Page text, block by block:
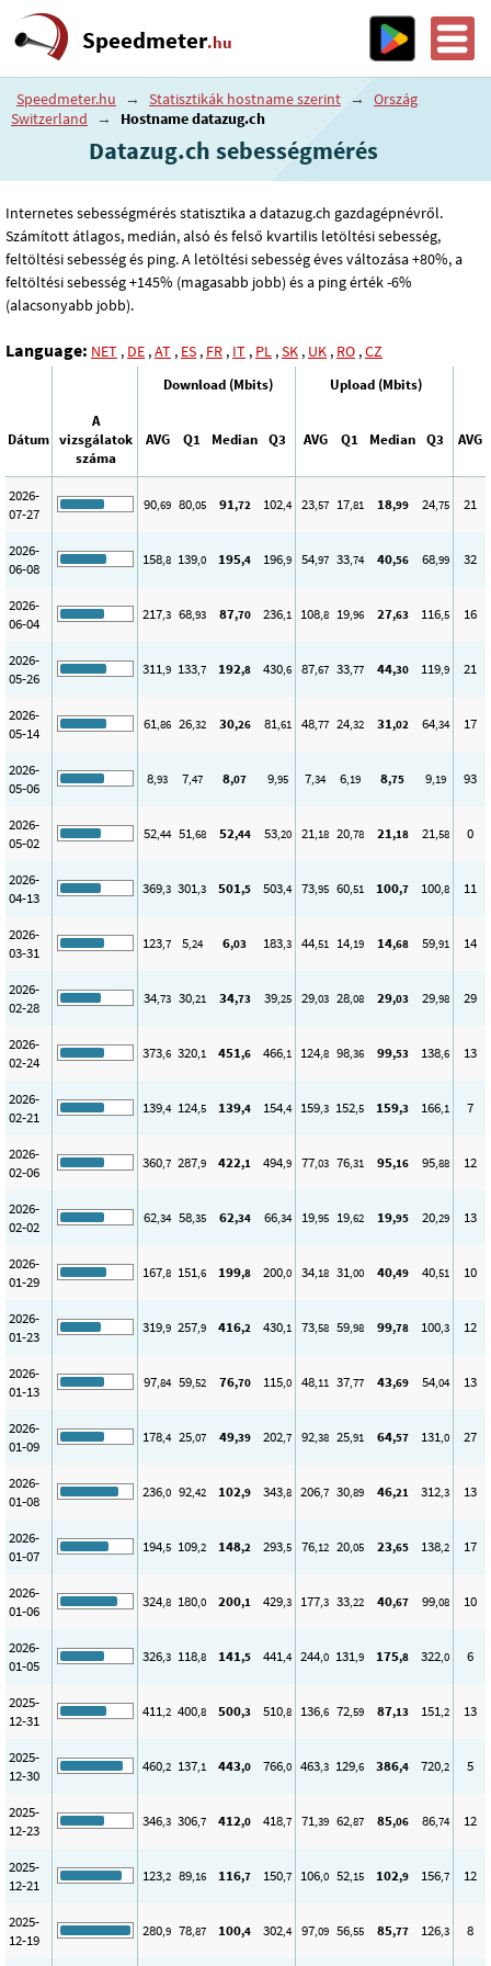
Speedmeter.hu
Speedmeter.hu → Statisztikák hostname szerint →
Ország
Switzerland
→ Hostname datazug.ch
Datazug.ch sebességmérés
Internetes sebességmérés statisztika a datazug.ch gazdagépnévről.
Számított átlagos, medián, alsó és felső kvartilis letöltési sebesség,
feltöltési sebesség és ping. A letöltési sebesség éves változása +80%, a
feltöltési sebesség +145% (magasabb jobb) és a ping érték -6%
(alacsonyabb jobb).
Language: NET , DE ,AT , ES , FR , IT , PL ,SK , UK , RO ,CZ
Download (Mbits) Upload (Mbits)
Dátum
A
vizsgálatok
száma
AVG Q1 Median Q3 AVG Q1 Median Q3 AVG
2026-
07-27
90,69 80,05 91,72 102,4 23,57 17,81 18,99 24,75 21
2026-
06-08
158,8 139,0 195,4 196,9 54,97 33,74 40,56 68,99 32
2026-
06-04
217,3 68,93 87,70 236,1 108,8 19,96 27,63 116,5 16
2026-
05-26
311,9 133,7 192,8 430,6 87,67 33,77 44,30 119,9 21
2026-
05-14
61,86 26,32 30,26 81,61 48,77 24,32 31,02 64,34 17
2026-
05-06
8,93 7,47 8,07 9,95 7,34 6,19 8,75 9,19 93
2026-
05-02
52,44 51,68 52,44 53,20 21,18 20,78 21,18 21,58 0
2026-
04-13
369,3 301,3 501,5 503,4 73,95 60,51 100,7 100,8 11
2026-
03-31
123,7 5,24 6,03 183,3 44,51 14,19 14,68 59,91 14
2026-
02-28
34,73 30,21 34,73 39,25 29,03 28,08 29,03 29,98 29
2026-
02-24
373,6 320,1 451,6 466,1 124,8 98,36 99,53 138,6 13
2026-
02-21
139,4 124,5 139,4 154,4 159,3 152,5 159,3 166,1 7
2026-
02-06
360,7 287,9 422,1 494,9 77,03 76,31 95,16 95,88 12
2026-
02-02
62,34 58,35 62,34 66,34 19,95 19,62 19,95 20,29 13
2026-
01-29
167,8 151,6 199,8 200,0 34,18 31,00 40,49 40,51 10
2026-
01-23
319,9 257,9 416,2 430,1 73,58 59,98 99,78 100,3 12
2026-
01-13
97,84 59,52 76,70 115,0 48,11 37,77 43,69 54,04 13
2026-
01-09
178,4 25,07 49,39 202,7 92,38 25,91 64,57 131,0 27
2026-
01-08
236,0 92,42 102,9 343,8 206,7 30,89 46,21 312,3 13
2026-
01-07
194,5 109,2 148,2 293,5 76,12 20,05 23,65 138,2 17
2026-
01-06
324,8 180,0 200,1 429,3 177,3 33,22 40,67 99,08 10
2026-
01-05
326,3 118,8 141,5 441,4 244,0 131,9 175,8 322,0 6
2025-
12-31
411,2 400,8 500,3 510,8 136,6 72,59 87,13 151,2 13
2025-
12-30
460,2 137,1 443,0 766,0 463,3 129,6 386,4 720,2 5
2025-
12-23
346,3 306,7 412,0 418,7 71,39 62,87 85,06 86,74 12
2025-
12-21
123,2 89,16 116,7 150,7 106,0 52,15 102,9 156,7 12
2025-
12-19
280,9 78,87 100,4 302,4 97,09 56,55 85,77 126,3 8